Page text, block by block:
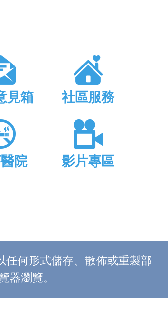
見箱 社區服務
院 影片專區
何形式儲存、散佈或重製部
器瀏覽。